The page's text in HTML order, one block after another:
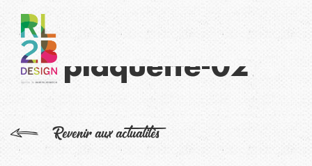
02-bannwarth-
plaquette-02
Revenir aux actualités